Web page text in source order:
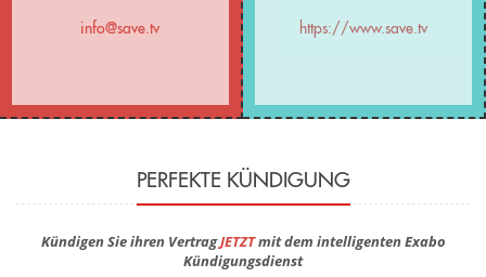
info@save.tv https://www.save.tv
PERFEKTE KÜNDIGUNG
Kündigen Sie ihren VertragJETZTmit dem intelligenten Exabo
Kündigungsdienst